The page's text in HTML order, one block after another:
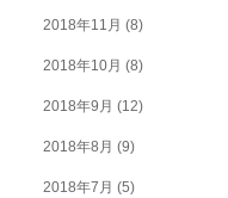
2018年11月 (8)
2018年10月 (8)
2018年9月 (12)
2018年8月 (9)
2018年7月 (5)